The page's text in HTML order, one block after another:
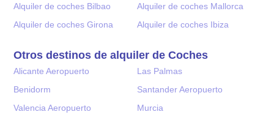
Alquiler de coches Bilbao
Alquiler de coches Mallorca
Alquiler de coches Girona
Alquiler de coches Ibiza
Otros destinos de alquiler de Coches
Alicante Aeropuerto
Las Palmas
Benidorm
Santander Aeropuerto
Valencia Aeropuerto
Murcia